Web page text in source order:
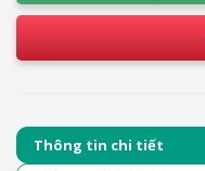
Thông tin chi tiết